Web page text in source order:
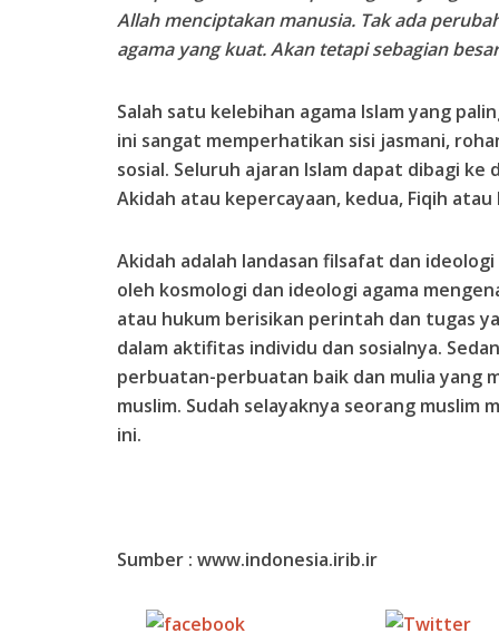
Allah menciptakan manusia. Tak ada
agama yang kuat. Akan tetapi sebagian
Salah satu kelebihan agama Islam yang
ini sangat memperhatikan sisi jasmani,
sosial. Seluruh ajaran Islam dapat dibagi
Akidah atau kepercayaan, kedua, Fiqih
Akidah adalah landasan filsafat dan
oleh kosmologi dan ideologi agama
atau hukum berisikan perintah dan tugas
dalam aktifitas individu dan sosialnya.
perbuatan-perbuatan baik dan mulia yang
muslim. Sudah selayaknya seorang muslim
ini.
Sumber : www.indonesia.irib.ir